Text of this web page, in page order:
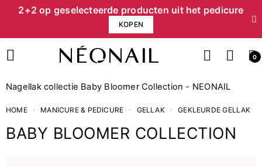
2+2 op geselecteerde producten uit het pedicure
KOPEN
0
Nagellak collectie Baby Bloomer Collection - NEONAIL
HOME MANICURE & PEDICURE GELLAK GEKLEURDE GELLAK
BABY BLOOMER COLLECTION